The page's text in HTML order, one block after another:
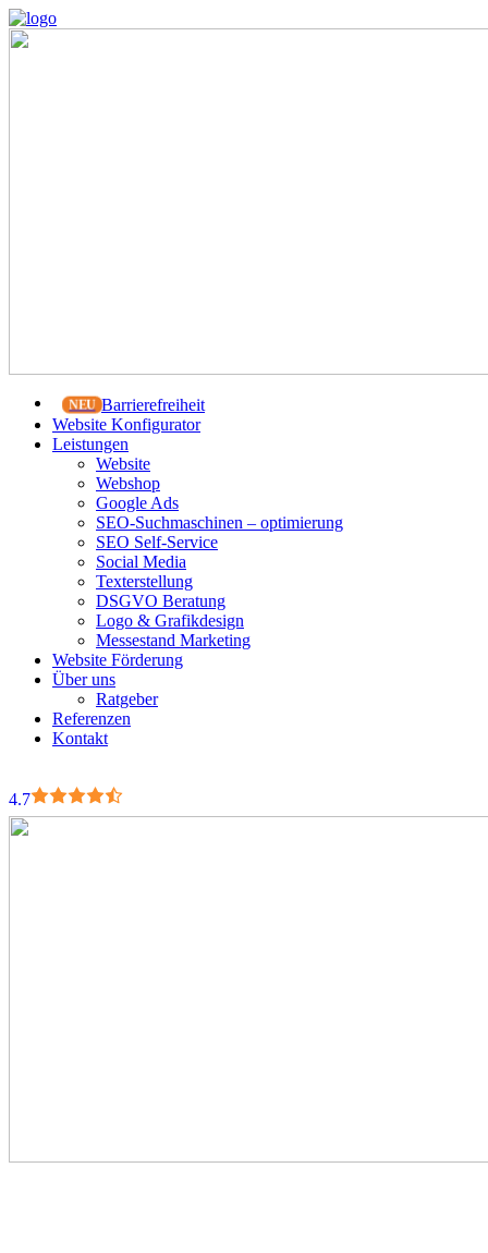
Barrierefreiheit
Website Konfigurator
Leistungen
Website
Webshop
Google Ads
SEO-Suchmaschinen – optimierung
SEO Self-Service
Social Media
Texterstellung
DSGVO Beratung
Logo & Grafikdesign
Messestand Marketing
Website Förderung
Über uns
Ratgeber
Referenzen
Kontakt
4.7